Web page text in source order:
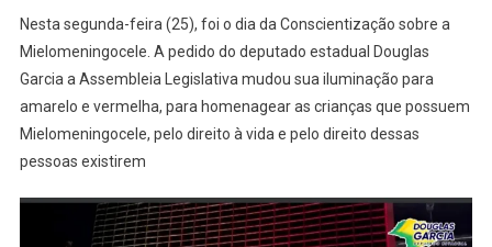
ESTADUAL
DOUGLAS
GARCIA
HOMENAGEIA
O
CONSCIENTIZAÇÃO
SOBRE
Nesta segunda-feira (25), foi o dia da Conscientização sobre a
Mielomeningocele. A pedido do deputado estadual Douglas
Garcia a Assembleia Legislativa mudou sua iluminação para
amarelo e vermelha, para homenagear as crianças que possuem
Mielomeningocele, pelo direito à vida e pelo direito dessas
pessoas existirem